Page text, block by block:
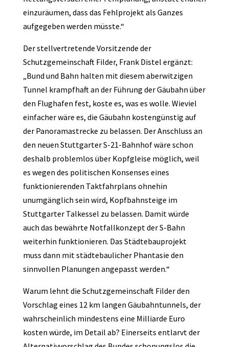
einzuräumen, dass das Fehlprojekt als Ganzes
aufgegeben werden müsste.“
Der stellvertretende Vorsitzende der
Schutzgemeinschaft Filder, Frank Distel ergänzt:
„Bund und Bahn halten mit diesem aberwitzigen
Tunnel krampfhaft an der Führung der Gäubahn über
den Flughafen fest, koste es, was es wolle. Wieviel
einfacher wäre es, die Gäubahn kostengünstig auf
der Panoramastrecke zu belassen. Der Anschluss an
den neuen Stuttgarter S-21-Bahnhof wäre schon
deshalb problemlos über Kopfgleise möglich, weil
es wegen des politischen Konsenses eines
funktionierenden Taktfahrplans ohnehin
unumgänglich sein wird, Kopfbahnsteige im
Stuttgarter Talkessel zu belassen. Damit würde
auch das bewährte Notfallkonzept der S-Bahn
weiterhin funktionieren. Das Städtebauprojekt
muss dann mit städtebaulicher Phantasie den
sinnvollen Planungen angepasst werden.“
Warum lehnt die Schutzgemeinschaft Filder den
Vorschlag eines 12 km langen Gäubahntunnels, der
wahrscheinlich mindestens eine Milliarde Euro
kosten würde, im Detail ab? Einerseits entlarvt der